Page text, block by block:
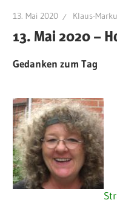
13. Mai 2020 Klaus-
13. Mai 2020 –
Gedanken zum Tag